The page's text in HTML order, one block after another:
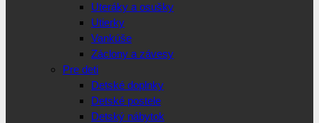
Uteráky a osušky
Utierky
Vankúše
Záclony a závesy
Pre deti
Detské doplnky
Detské postele
Detský nábytok